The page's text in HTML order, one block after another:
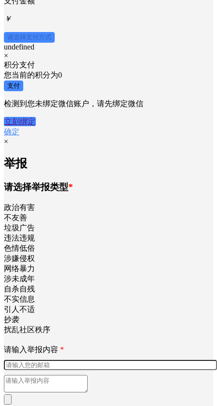
￥
请选择支付方式
undefined
×
积分支付
您当前的积分为0
支付
检测到您未绑定微信账户，请先绑定微信
立刻绑定
确定
×
举报
请选择举报类型*
政治有害
不友善
垃圾广告
违法违规
色情低俗
涉嫌侵权
网络暴力
涉未成年
自杀自残
不实信息
引人不适
抄袭
扰乱社区秩序
请输入举报内容 *